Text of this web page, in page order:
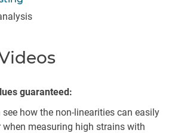
guaranteed:
how the non-linearities can easily
measuring high strains with